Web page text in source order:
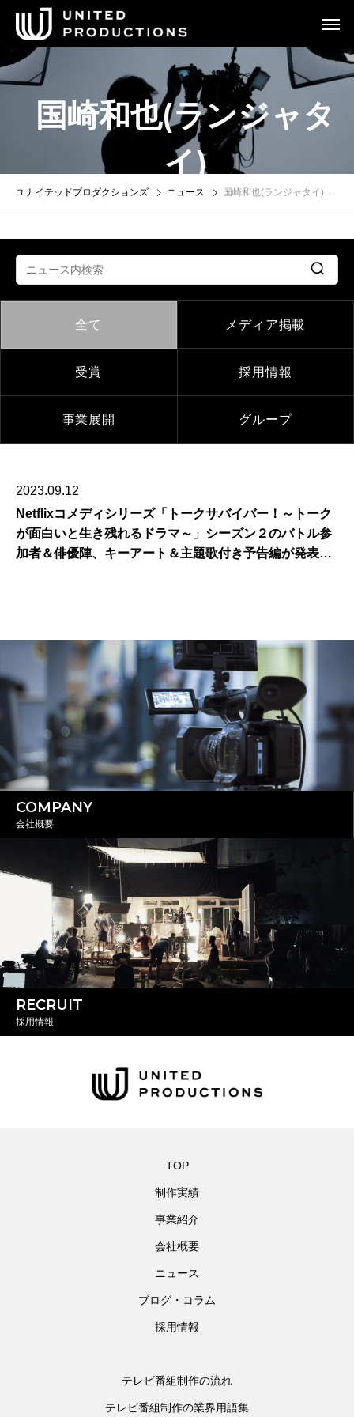
国崎和也(ランジャタ
イ)
ユナイテッドプロダクションズ ニュース 国崎和也(ランジャタイ)
全て メディア掲載
受賞 採用情報
事業展開 グループ
2023.09.12
Netflixコメディシリーズ「トークサバイバー！～トーク
が面白いと生き残れるドラマ～」シーズン２のバトル参
加者＆俳優陣、キーアート＆主題歌付き予告編が発表さ
COMPANY
会社概要
RECRUIT
採用情報
TOP
制作実績
事業紹介
会社概要
ニュース
ブログ・コラム
採用情報
テレビ番組制作の流れ
テレビ番組制作の業界用語集